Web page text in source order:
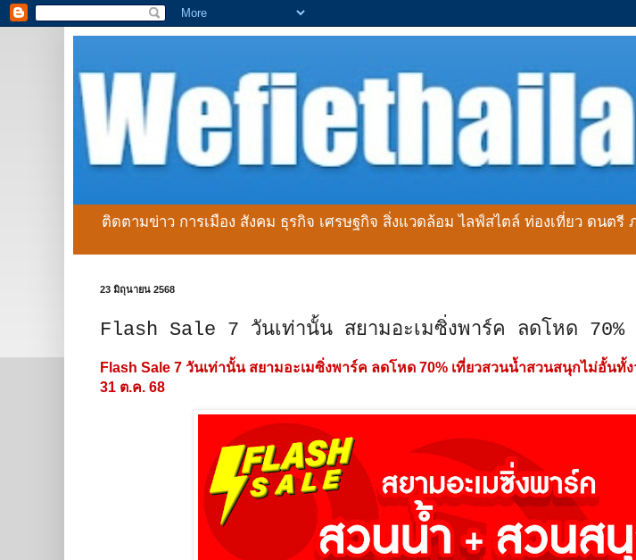
ติดตามข่าว การเมือง สังคม ธุรกิจ เศรษฐกิจ สิ่งแวดล้อม ไลฟ์สไตล์ ท่องเที่ยว ดนตรี
23 มิถุนายน 2568
Flash Sale 7 วันเท่านั้น สยามอะเมซิ่งพาร์ค ลดโหด 70%
Flash Sale 7 วันเท่านั้น สยามอะเมซิ่งพาร์ค ลดโหด 70% เที่ยวสวนน้ำสวนสนุกไม่อั้นทั้
31 ต.ค. 68